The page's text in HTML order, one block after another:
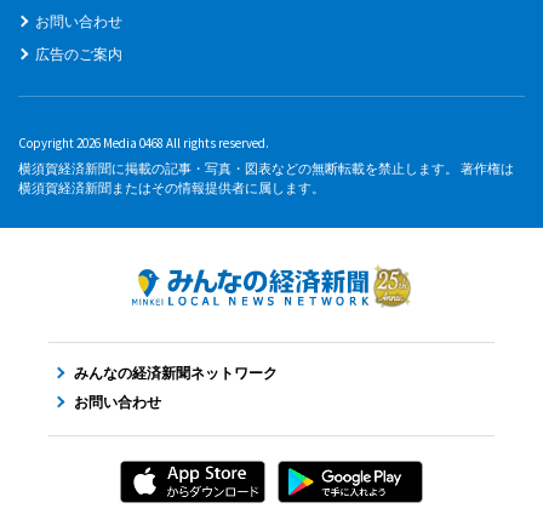
お問い合わせ
広告のご案内
Copyright 2026 Media 0468 All rights reserved.
横須賀経済新聞に掲載の記事・写真・図表などの無断転載を禁止します。 著作権は
横須賀経済新聞またはその情報提供者に属します。
みんなの経済新聞ネットワーク
お問い合わせ